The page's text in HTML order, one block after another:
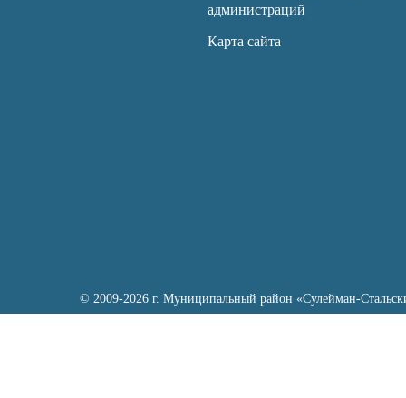
администраций
Карта сайта
© 2009-2026 г. Муниципальный район «Сулейман-